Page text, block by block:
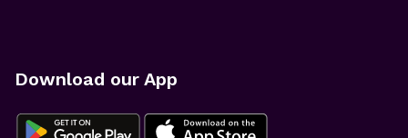
Download our App